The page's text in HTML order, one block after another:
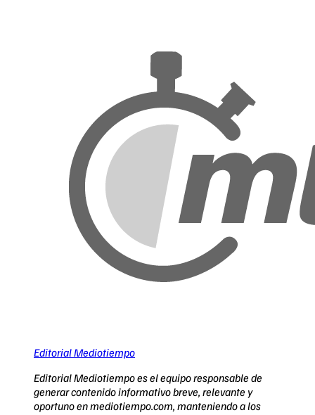
Editorial Mediotiempo
Editorial Mediotiempo es el equipo responsable de
generar contenido informativo breve, relevante y
oportuno en mediotiempo.com, manteniendo a los